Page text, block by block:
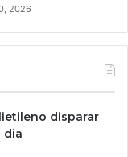
2026
disparar
dia